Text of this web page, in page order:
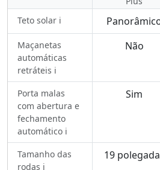
Teto solar ℹ️
Maçanetas
automáticas
retráteis ℹ️
Não
Porta malas
com abertura e
fechamento
automático ℹ️
Sim
Tamanho das
rodas ℹ️
19